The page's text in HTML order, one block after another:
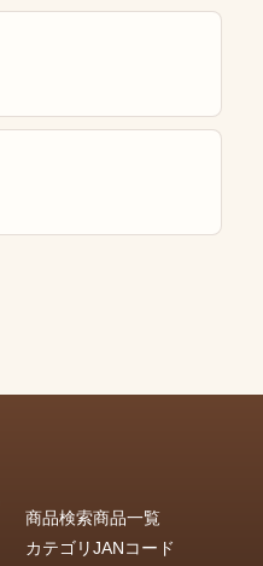
商品検索商品一覧
カテゴリJANコード